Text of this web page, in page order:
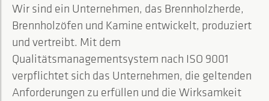
Wir sind ein Unternehmen, das Brennholzherde,
Brennholzöfen und Kamine entwickelt, produziert
und vertreibt. Mit dem
Qualitätsmanagementsystem nach ISO 9001
verpflichtet sich das Unternehmen, die geltenden
Anforderungen zu erfüllen und die Wirksamkeit